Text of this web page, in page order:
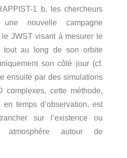
1 b, les chercheurs
nouvelle campagne
le JWST visant à mesurer le
au long de son orbite
son côté jour (cf.
ensuite par des simulations
complexes, cette méthode,
temps d’observation, est
sur l’existence ou
atmosphère autour de